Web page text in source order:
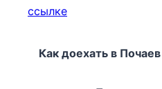
ссылке
Как доехать в Почаев